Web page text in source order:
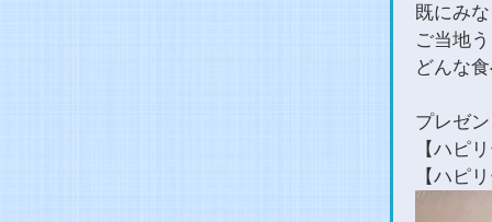
既にみ
ご当地
どんな
プレゼ
【ハピ
【ハピ